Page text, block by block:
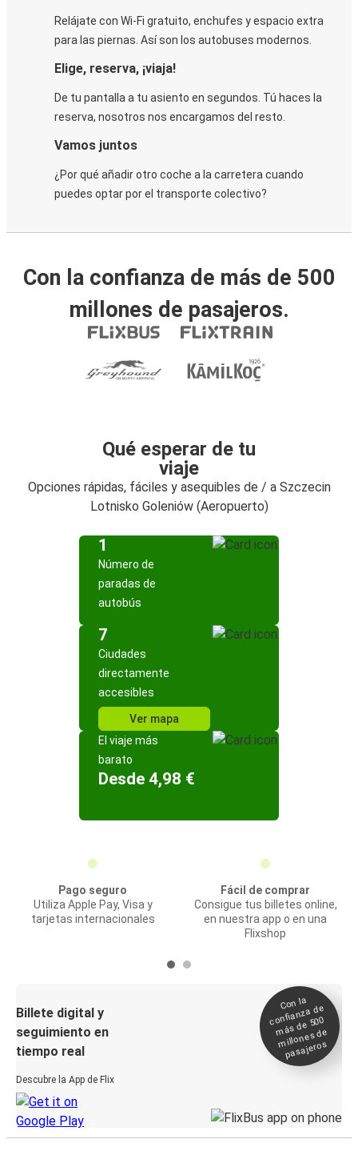
Relájate con Wi-Fi gratuito, enchufes y espacio extra
para las piernas. Así son los autobuses modernos.
Elige, reserva, ¡viaja!
De tu pantalla a tu asiento en segundos. Tú haces la
reserva, nosotros nos encargamos del resto.
Vamos juntos
¿Por qué añadir otro coche a la carretera cuando
puedes optar por el transporte colectivo?
Con la confianza de más de 500
millones de pasajeros.
Qué esperar de tu
viaje
Opciones rápidas, fáciles y asequibles de / a Szczecin
Lotnisko Goleniów (Aeropuerto)
1
Número de
paradas de
autobús
7
Ciudades
directamente
accesibles
Ver mapa
El viaje más
barato
Desde 4,98 €
Pago seguro
Utiliza Apple Pay, Visa y
tarjetas internacionales
Fácil de comprar
Consigue tus billetes online,
en nuestra app o en una
Flixshop
Billete digital y
seguimiento en
tiempo real
Descubre la App de Flix
Con la
confianza de
más de 500
millones de
pasajeros